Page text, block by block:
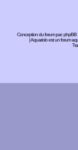
Conception du forum par:phpBB
| Aquariolo est un forum